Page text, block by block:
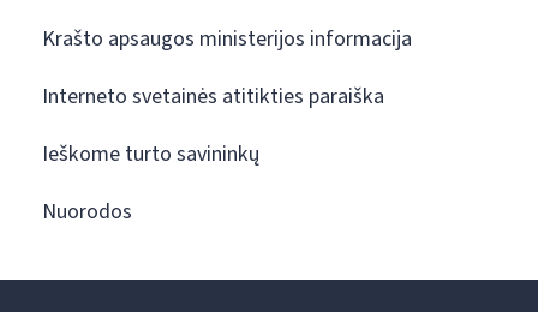
Krašto apsaugos ministerijos informacija
Interneto svetainės atitikties paraiška
Ieškome turto savininkų
Nuorodos